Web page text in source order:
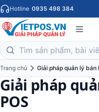
Hotline 0935 498 384
Trang chủ Giải pháp quản lý bán
Giải pháp
POS